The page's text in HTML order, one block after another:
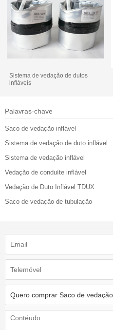
Sistema de vedação de dutos
infláveis
Palavras-chave
Saco de vedação inflável
Sistema de vedação de duto inflável
Sistema de vedação inflável
Vedação de conduíte inflável
Vedação de Duto Inflável TDUX
Saco de vedação de tubulação